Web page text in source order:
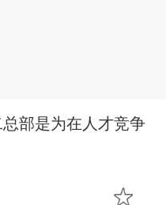
部是为在人才竞争